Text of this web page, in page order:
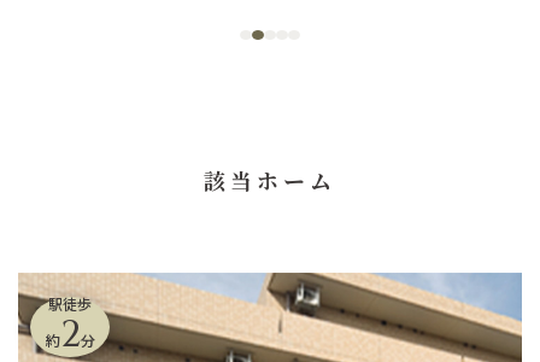
該当ホーム
駅徒歩
約2分